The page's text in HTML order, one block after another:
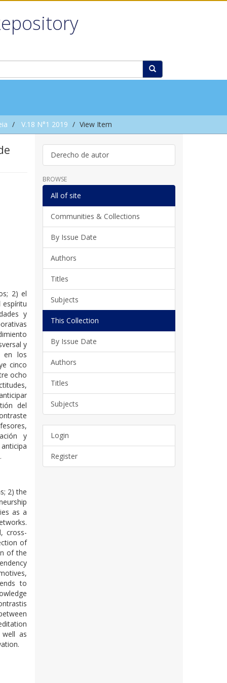
V.18 N°1 2019 View Item
2) el
y
y
en los
cinco
ocho
del
y
2) the
as a
cross-
of
of the
to
as
Derecho de autor
BROWSE
All of site
Communities & Collections
By Issue Date
Authors
Titles
Subjects
This Collection
By Issue Date
Authors
Titles
Subjects
Login
Register